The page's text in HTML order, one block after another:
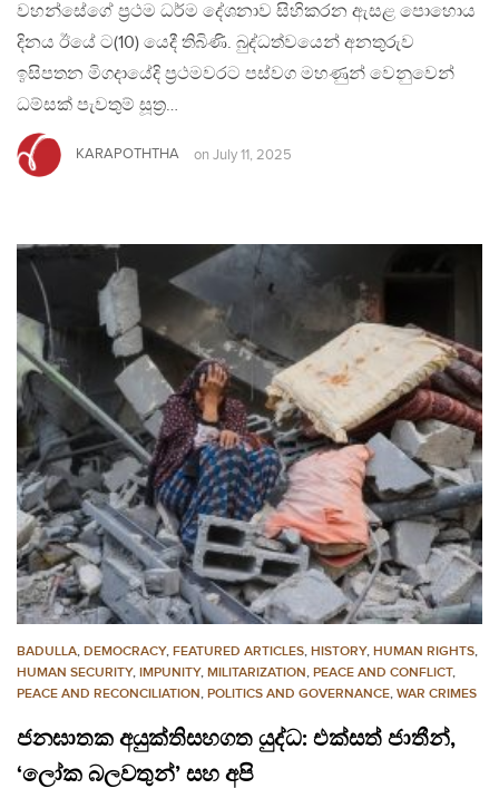
වහන්සේගේ ප්‍රථම ධර්ම දේශනාව සිහිකරන ඇසළ පොහොය
දිනය ඊයේ ට(10) යෙදී තිබිණි. බුද්ධත්වයෙන් අනතුරුව
ඉසිපතන මිගදායේදි ප්‍රථමවරට පස්වග මහණුන් වෙනුවෙන්
ධම්සක් පැවතුම් සූත්‍ර…
KARAPOTHTHA on July 11, 2025
BADULLA, DEMOCRACY, FEATURED ARTICLES, HISTORY, HUMAN RIGHTS,
HUMAN SECURITY, IMPUNITY, MILITARIZATION, PEACE AND CONFLICT,
PEACE AND RECONCILIATION, POLITICS AND GOVERNANCE, WAR CRIMES
ජනඝාතක අයුක්තිසහගත යුද්ධ: එක්සත් ජාතීන්,
‘ලෝක බලවතුන්’ සහ අපි